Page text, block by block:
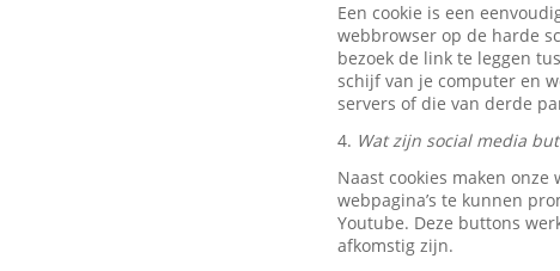
Een cookie is een
webbrowser op de harde
bezoek de link te leggen
schijf van je computer en
servers of die van derde
4. Wat zijn social media
Naast cookies maken
webpagina’s te kunnen
Youtube. Deze buttons
afkomstig zijn.